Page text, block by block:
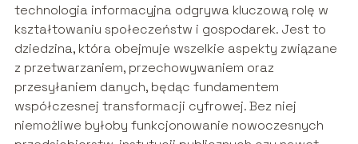
technologia informacyjna odgrywa kluczową rolę w
kształtowaniu społeczeństw i gospodarek. Jest to
dziedzina, która obejmuje wszelkie aspekty związane
z przetwarzaniem, przechowywaniem oraz
przesyłaniem danych, będąc fundamentem
współczesnej transformacji cyfrowej. Bez niej
niemożliwe byłoby funkcjonowanie nowoczesnych